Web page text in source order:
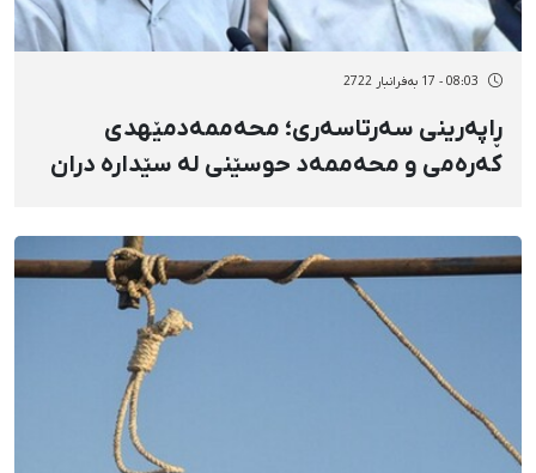
08:03 - 17 بەفرانبار 2722
ڕاپەرینی سەرتاسەری؛ محەممەدمێهدی
کەرەمی و محەممەد حوسێنی لە سێدارە دران